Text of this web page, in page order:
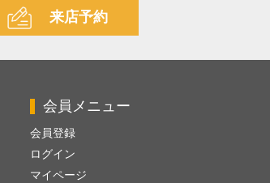
来店予約
会員メニュー
会員登録
ログイン
マイページ